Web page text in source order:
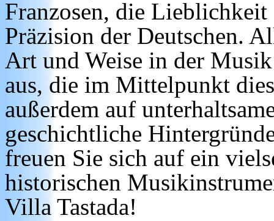
Franzosen, die
Präzision der Deutschen.
Art und Weise in der
aus, die im Mittelpunkt
außerdem auf
geschichtliche
freuen Sie sich auf ein
historischen
Villa Tastada!